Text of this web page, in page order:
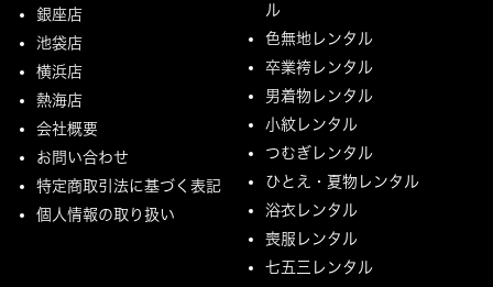
銀座店
池袋店
横浜店
熱海店
会社概要
お問い合わせ
特定商取引法に基づく表記
個人情報の取り扱い
ル
色無地レンタル
卒業袴レンタル
男着物レンタル
小紋レンタル
つむぎレンタル
ひとえ・夏物レンタル
浴衣レンタル
喪服レンタル
七五三レンタル